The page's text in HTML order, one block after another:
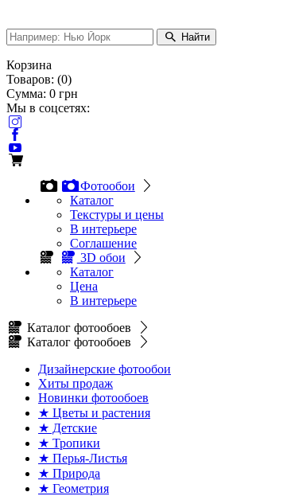
Найти
Корзина
Товаров: (0)
Сумма: 0 грн
Мы в соцсетях:
Фотообои
Каталог
Текстуры и цены
В интерьере
Соглашение
3D обои
Каталог
Цена
В интерьере
Каталог фотообоев
Каталог фотообоев
Дизайнерские фотообои
Хиты продаж
Новинки фотообоев
★ Цветы и растения
★ Детские
★ Тропики
★ Перья-Листья
★ Природа
★ Геометрия